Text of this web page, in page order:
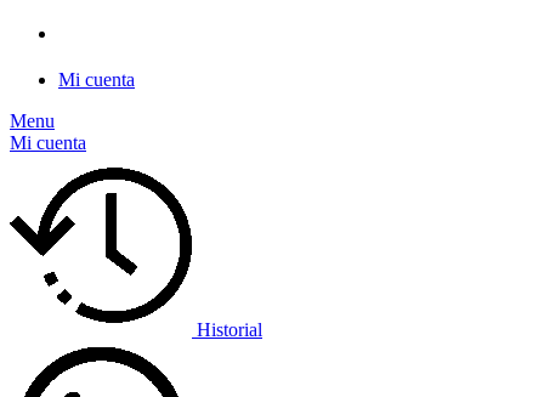
Mi cuenta
Menu
Mi cuenta
Historial